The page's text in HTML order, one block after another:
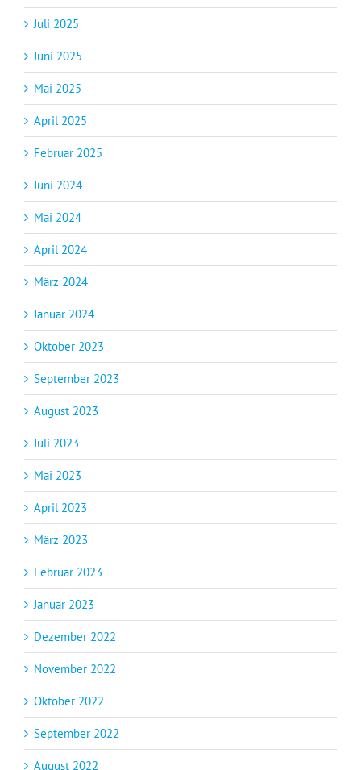
Juli 2025
Juni 2025
Mai 2025
April 2025
Februar 2025
Juni 2024
Mai 2024
April 2024
März 2024
Januar 2024
Oktober 2023
September 2023
August 2023
Juli 2023
Mai 2023
April 2023
März 2023
Februar 2023
Januar 2023
Dezember 2022
November 2022
Oktober 2022
September 2022
August 2022